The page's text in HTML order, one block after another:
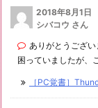
2018年8月1日
シバコウ さん
ありがとうござ
困っていましたが、
［PC覚書］